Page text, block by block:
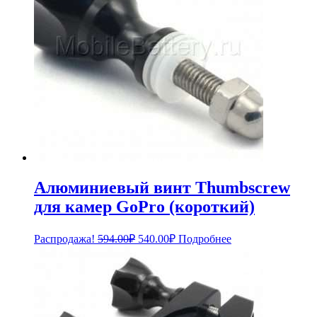
Алюминиевый винт Thumbscrew
для камер GoPro (короткий)
Распродажа! 594.00₽ Первоначальная
составляла
594.00₽.
540.00₽Текущая
цена:
Подробнее